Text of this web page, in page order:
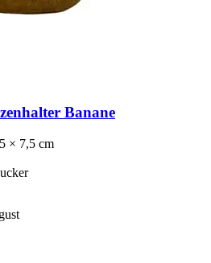
Banane
× 7,5 cm